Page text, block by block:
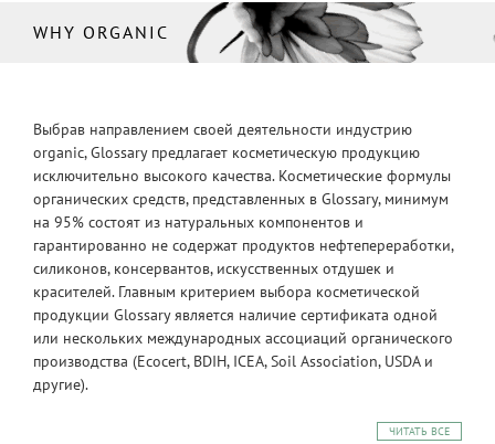
WHY ORGANIC
Выбрав направлением своей деятельности индустрию
organic, Glossary предлагает косметическую продукцию
исключительно высокого качества. Косметические формулы
органических средств, представленных в Glossary, минимум
на 95% состоят из натуральных компонентов и
гарантированно не содержат продуктов нефтепереработки,
силиконов, консервантов, искусственных отдушек и
красителей. Главным критерием выбора косметической
продукции Glossary является наличие сертификата одной
или нескольких международных ассоциаций органического
производства (Ecocert, BDIH, ICEA, Soil Association, USDA и
другие).
ЧИТАТЬ ВСЕ